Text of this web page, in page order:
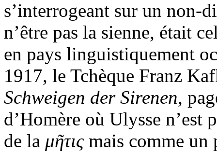
s’interrogeant sur un non-
n’être pas la sienne, était
en pays linguistiquement
1917, le Tchèque Franz
Schweigen der Sirenen,
d’Homère où Ulysse n’est
de la μῆτις mais comme un